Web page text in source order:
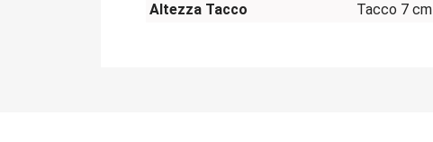
Altezza Tacco
Tacco 7 cm